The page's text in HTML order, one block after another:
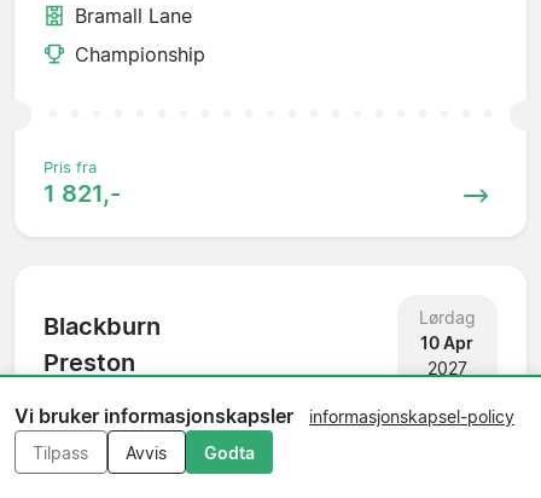
Bramall Lane
Championship
Pris fra
1 821,-
Blackburn
Preston
Lørdag
10 Apr
2027
Ewood Park
Championship
Vi bruker informasjonskapsler
informasjonskapsel-policy
Tilpass
Avvis Godta